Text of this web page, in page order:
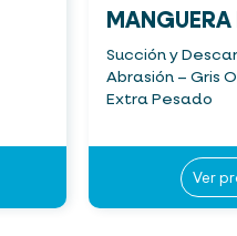
MANGUERA
Succión y
Abrasión – Gris
Extra Pesado
Ver